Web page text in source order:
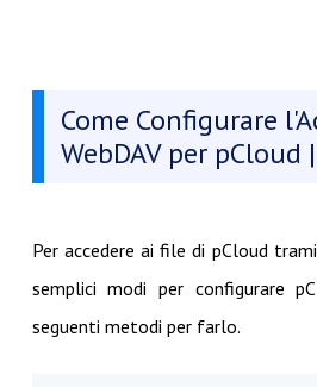
Come Configurare
WebDAV per pCloud
Per accedere ai file di pCloud
semplici modi per configurare
seguenti metodi per farlo.